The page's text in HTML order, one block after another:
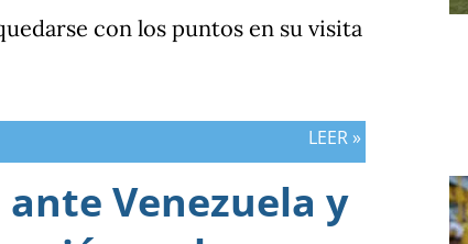
con los puntos en su visita
LEER »
Venezuela y